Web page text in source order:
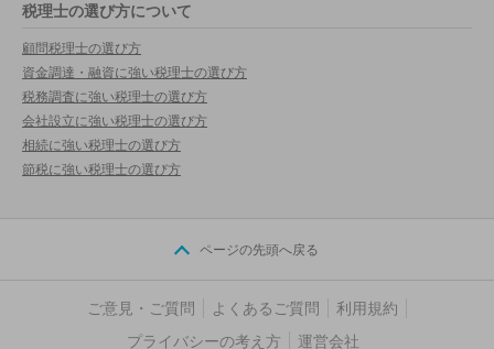
税理士の選び方について
顧問税理士の選び方
資金調達・融資に強い税理士の選び方
税務調査に強い税理士の選び方
会社設立に強い税理士の選び方
相続に強い税理士の選び方
節税に強い税理士の選び方
ページの先頭へ戻る
ご意見・ご質問 よくあるご質問
利用規約
プライバシーの考え方
運営会社